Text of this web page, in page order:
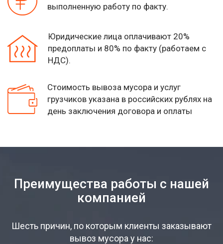
выполненную работу по факту.
Юридические лица оплачивают 20%
предоплаты и 80% по факту (работаем с
НДС).
Стоимость вывоза мусора и услуг
грузчиков указана в российских рублях на
день заключения договора и оплаты
Преимущества работы с нашей
компанией
Шесть причин, по которым клиенты заказывают
вывоз мусора у нас: